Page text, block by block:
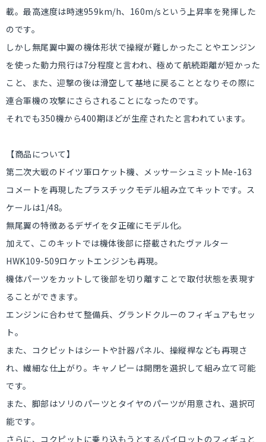
載。最高速度は時速959km/h、160m/sという上昇率を発揮した
のです。
しかし無尾翼中翼の機体形状で操縦が難しかったことやエンジン
を使った動力飛行は7分程度と言われ、極めて航続距離が短かった
こと、また、迎撃の後は滑空して基地に戻ることとなりその際に
連合軍機の攻撃にさらされることになったのです。
それでも350機から400期ほどが生産されたと言われています。
【商品について】
第二次大戦のドイツ軍ロケット機、メッサーシュミットMe-163
コメートを再現したプラスチックモデル組み立てキットです。ス
ケールは1/48。
無尾翼の特徴あるデザイをタ正確にモデル化。
加えて、このキットでは機体後部に搭載されたヴァルター
HWK109-509ロケットエンジンも再現。
機体パーツをカットして後部を切り離すことで取付状態を表現す
ることができます。
エンジンに合わせて整備兵、グランドクルーのフィギュアもセッ
ト。
また、コクピットはシートや計器パネル、操縦桿なども再現さ
れ、繊細な仕上がり。キャノピーは開閉を選択して組み立て可能
です。
また、脚部はソリのパーツとタイヤのパーツが用意され、選択可
能です。
さらに、コクピットに乗り込もうとするパイロットのフィギュと